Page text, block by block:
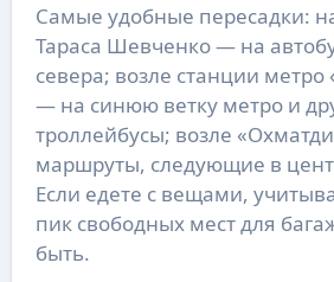
Самые удобные пересадки:
Тараса Шевченко — на
севера; возле станции метро
— на синюю ветку метро и
троллейбусы; возле
маршруты, следующие в
Если едете с вещами,
пик свободных мест для
быть.